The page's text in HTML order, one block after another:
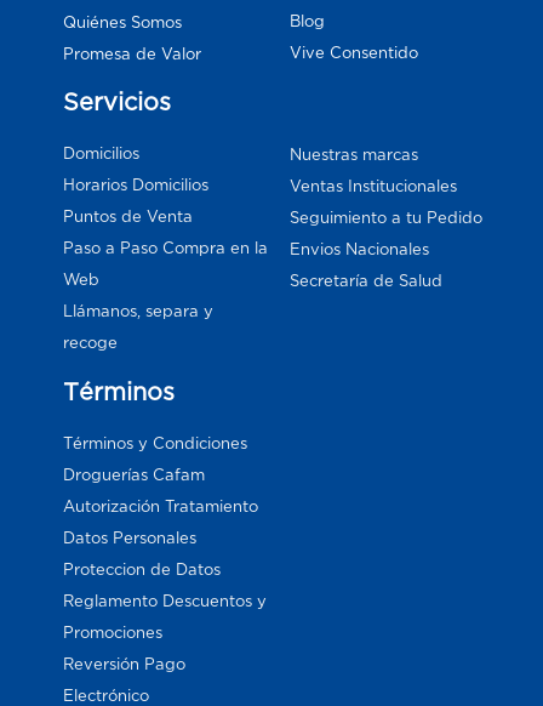
Quiénes Somos
Promesa de Valor
Blog
Vive Consentido
Servicios
Domicilios
Horarios Domicilios
Puntos de Venta
Paso a Paso Compra en la
Web
Llámanos, separa y
recoge
Nuestras marcas
Ventas Institucionales
Seguimiento a tu Pedido
Envios Nacionales
Secretaría de Salud
Términos
Términos y Condiciones
Droguerías Cafam
Autorización Tratamiento
Datos Personales
Proteccion de Datos
Reglamento Descuentos y
Promociones
Reversión Pago
Electrónico